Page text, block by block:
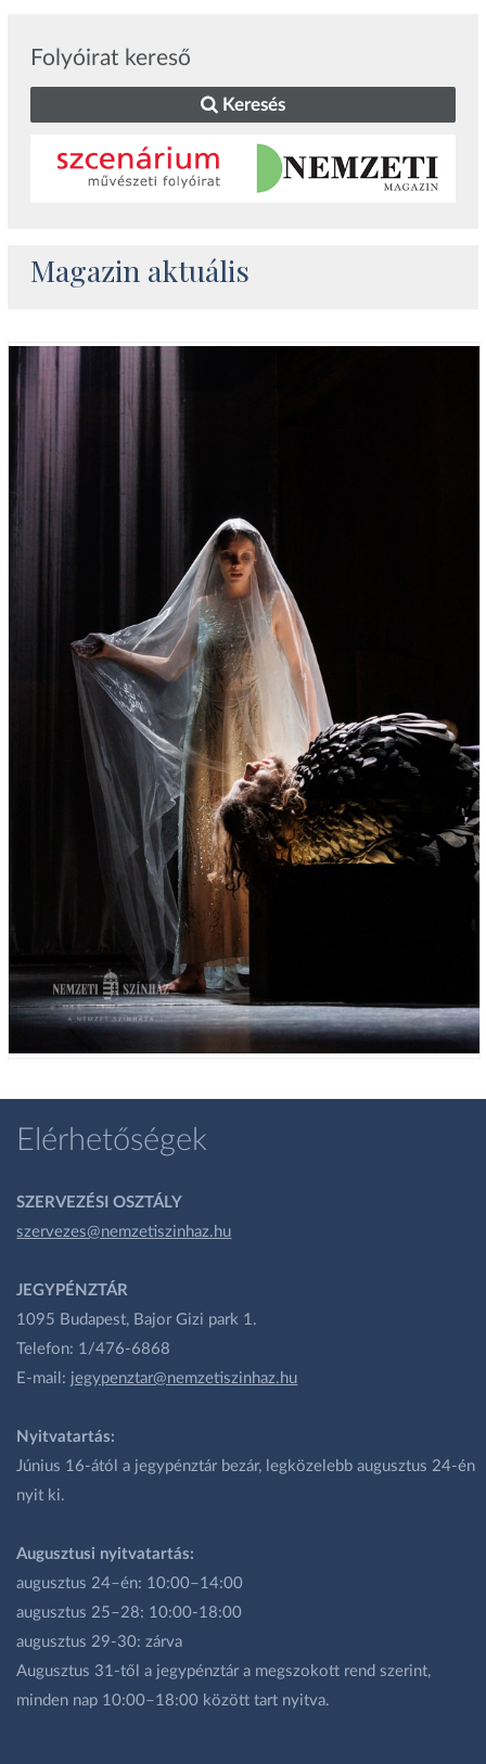
Folyóirat kereső
Keresés
Magazin aktuális
Elérhetőségek
SZERVEZÉSI OSZTÁLY
szervezes@nemzetiszinhaz.hu
JEGYPÉNZTÁR
1095 Budapest, Bajor Gizi park 1.
Telefon: 1/476-6868
E-mail: jegypenztar@nemzetiszinhaz.hu
Nyitvatartás:
Június 16-ától a jegypénztár bezár, legközelebb augusztus 24-én
nyit ki.
Augusztusi nyitvatartás:
augusztus 24–én: 10:00–14:00
augusztus 25–28: 10:00-18:00
augusztus 29-30: zárva
Augusztus 31-től a jegypénztár a megszokott rend szerint,
minden nap 10:00–18:00 között tart nyitva.